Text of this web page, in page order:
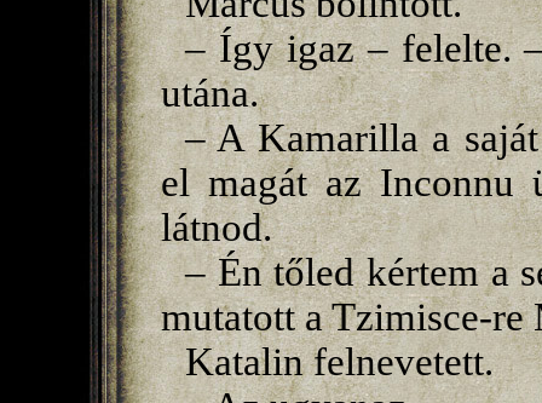
– Így igaz – felelte.
utána.
– A Kamarilla a
el magát az Inconnu
látnod.
– Én tőled kértem a
mutatott a Tzimisce-re
Katalin felnevetett.